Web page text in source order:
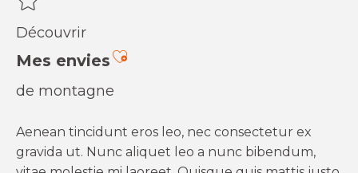
Découvrir
Mes enviesAjouter aux favoris
de montagne
Aenean tincidunt eros leo, nec consectetur ex
gravida ut. Nunc aliquet leo a nunc bibendum,